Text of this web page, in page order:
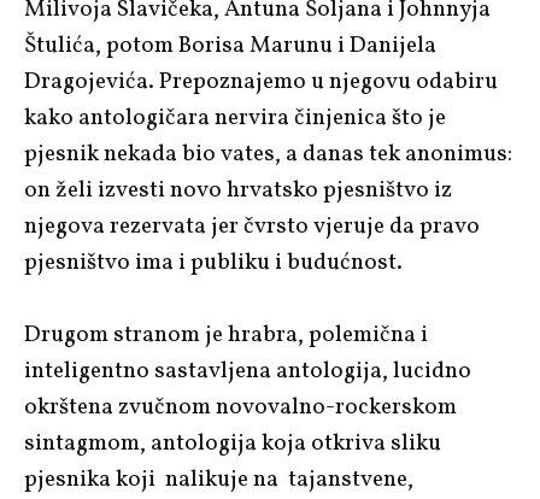
Milivoja Slavičeka,Antuna Šoljana iJohnnyja
Štulića, potomBorisa MarunuiDanijela
Dragojevića. Prepoznajemo u njegovu odabiru
kako antologičara nervira činjenica što je
pjesnik nekada bio vates, a danas tek anonimus:
on želi izvesti novo hrvatsko pjesništvo iz
njegova rezervata jer čvrsto vjeruje da pravo
pjesništvo ima i publiku i budućnost.
Drugom stranom je hrabra, polemična i
inteligentno sastavljena antologija, lucidno
okrštena zvučnom novovalno-rockerskom
sintagmom, antologija koja otkriva sliku
pjesnika koji nalikuje na tajanstvene,